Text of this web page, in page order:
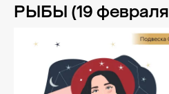
РЫБЫ (19